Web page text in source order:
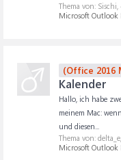
Thema von: Sischi,
Microsoft Outlook
(Office 2016
Kalender
Hallo, ich habe
meinem Mac:
und diesen...
Thema von: delta_e,
Microsoft Outlook